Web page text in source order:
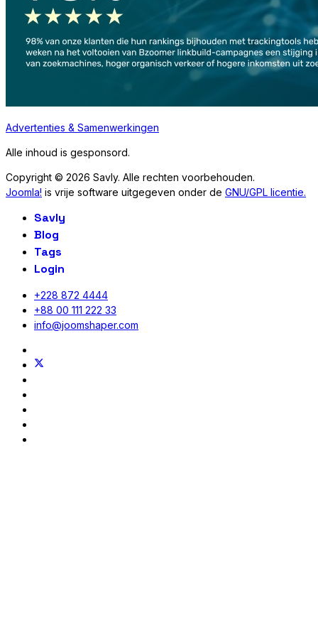
Advertenties & Samenwerkingen
Alle inhoud is gesponsord.
Copyright © 2026 Savly. Alle rechten voorbehouden.
Joomla! is vrije software uitgegeven onder de GNU/GPL licentie.
Savly
Blog
Tags
Login
+228 872 4444
+88 00 111 222 33
info@joomshaper.com